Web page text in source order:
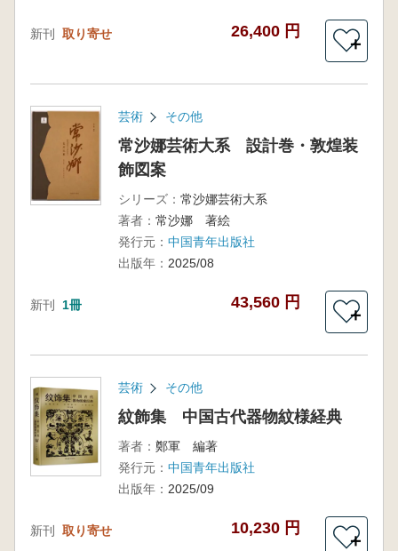
新刊 取り寄せ 26,400 円
＋
芸術 その他
常沙娜芸術大系 設計巻・敦煌装
飾図案
シリーズ： 常沙娜芸術大系
著者： 常沙娜 著絵
発行元： 中国青年出版社
出版年： 2025/08
新刊 1冊 43,560 円
＋
芸術 その他
紋飾集 中国古代器物紋様経典
著者： 鄭軍 編著
発行元： 中国青年出版社
出版年： 2025/09
新刊 取り寄せ 10,230 円
＋